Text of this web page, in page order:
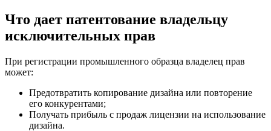
Что дает патентование владельцу
исключительных прав
При регистрации промышленного образца владелец прав
может:
Предотвратить копирование дизайна или повторение
его конкурентами;
Получать прибыль с продаж лицензии на использование
дизайна.